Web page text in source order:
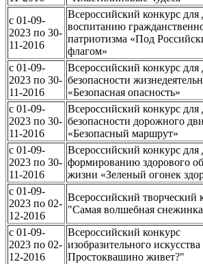
c 01-09-
2023 по 30-
11-2016
Всероссийский конкурс для
воспитанию
патриотизма «Под
флагом»
c 01-09-
2023 по 30-
11-2016
Всероссийский конкурс для
безопасности
«Безопасная опасность»
c 01-09-
2023 по 30-
11-2016
Всероссийский конкурс для
безопасности дорожного
«Безопасный маршрут»
c 01-09-
2023 по 30-
11-2016
Всероссийский конкурс для
формированию здорового
жизни «Зеленый огонек
c 01-09-
2023 по 02-
12-2016
Всероссийский творческий
"Самая волшебная
c 01-09-
2023 по 02-
12-2016
Всероссийский конкурс
изобразительного
Простоквашино живет?"